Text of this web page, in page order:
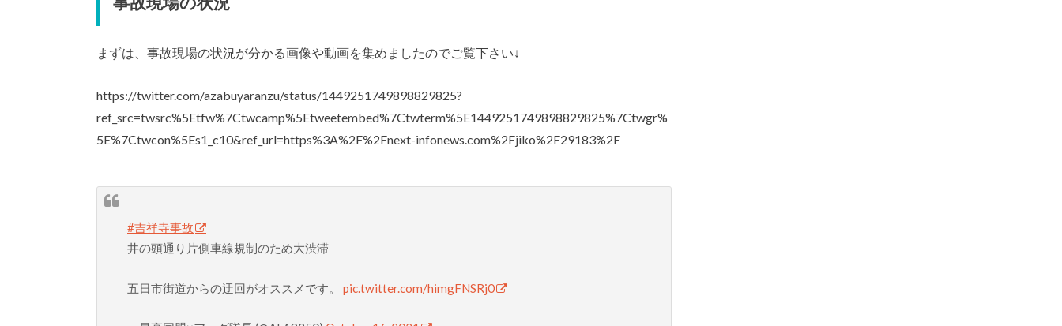
まずは、事故現場の状況が分かる画像や動画を集めましたのでご覧下さい↓
https://twitter.com/azabuyaranzu/status/1449251749898829825?
ref_src=twsrc%5Etfw%7Ctwcamp%5Etweetembed%7Ctwterm%5E1449251749898829825%7Ctwgr%
5E%7Ctwcon%5Es1_c10&ref_url=https%3A%2F%2Fnext-infonews.com%2Fjiko%2F29183%2F
#吉祥寺事故
井の頭通り片側車線規制のため大渋滞
五日市街道からの迂回がオススメです。 pic.twitter.com/himgFNSRj0